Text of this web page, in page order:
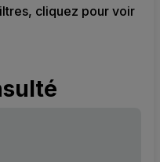
cliquez pour voir